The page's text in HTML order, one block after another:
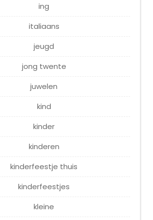
ing
italiaans
jeugd
jong twente
juwelen
kind
kinder
kinderen
kinderfeestje thuis
kinderfeestjes
kleine